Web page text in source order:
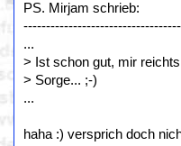
PS. Mirjam schrieb:
...
> Ist schon gut, mir
> Sorge... ;-)
...
haha :) versprich doch